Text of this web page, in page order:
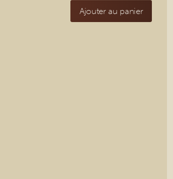
Ajouter au panier